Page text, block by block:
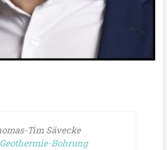
Tim Sävecke
Bohrung